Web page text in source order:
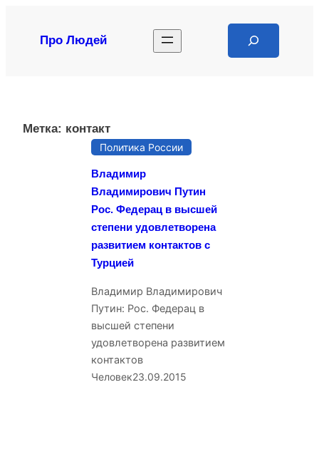
содержимому
Про Людей
Метка: контакт
Политика России
Владимир
Владимирович Путин
Рос. Федерац в высшей
степени удовлетворена
развитием контактов с
Турцией
Владимир Владимирович
Путин: Рос. Федерац в
высшей степени
удовлетворена развитием
контактов
Человек23.09.2015